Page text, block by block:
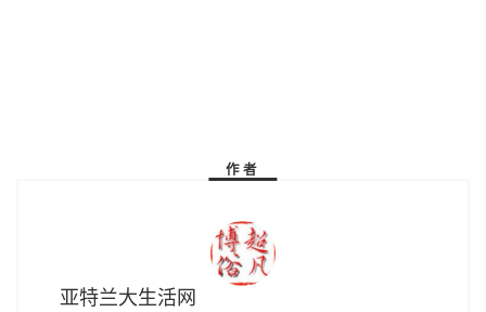
作者
亚特兰大生活网